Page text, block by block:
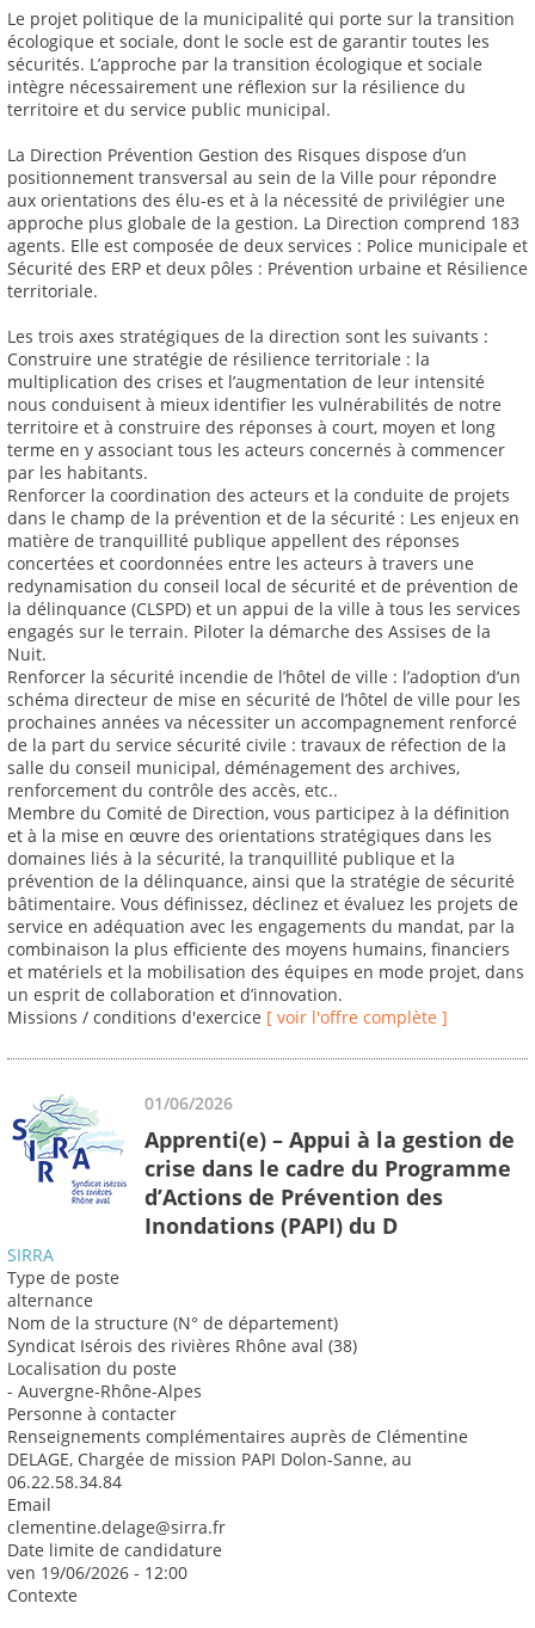
Le projet politique de la municipalité qui porte sur la transition
écologique et sociale, dont le socle est de garantir toutes les
sécurités. L’approche par la transition écologique et sociale
intègre nécessairement une réflexion sur la résilience du
territoire et du service public municipal.
La Direction Prévention Gestion des Risques dispose d’un
positionnement transversal au sein de la Ville pour répondre
aux orientations des élu-es et à la nécessité de privilégier une
approche plus globale de la gestion. La Direction comprend 183
agents. Elle est composée de deux services : Police municipale et
Sécurité des ERP et deux pôles : Prévention urbaine et Résilience
territoriale.
Les trois axes stratégiques de la direction sont les suivants :
Construire une stratégie de résilience territoriale : la
multiplication des crises et l’augmentation de leur intensité
nous conduisent à mieux identifier les vulnérabilités de notre
territoire et à construire des réponses à court, moyen et long
terme en y associant tous les acteurs concernés à commencer
par les habitants.
Renforcer la coordination des acteurs et la conduite de projets
dans le champ de la prévention et de la sécurité : Les enjeux en
matière de tranquillité publique appellent des réponses
concertées et coordonnées entre les acteurs à travers une
redynamisation du conseil local de sécurité et de prévention de
la délinquance (CLSPD) et un appui de la ville à tous les services
engagés sur le terrain. Piloter la démarche des Assises de la
Nuit.
Renforcer la sécurité incendie de l’hôtel de ville : l’adoption d’un
schéma directeur de mise en sécurité de l’hôtel de ville pour les
prochaines années va nécessiter un accompagnement renforcé
de la part du service sécurité civile : travaux de réfection de la
salle du conseil municipal, déménagement des archives,
renforcement du contrôle des accès, etc..
Membre du Comité de Direction, vous participez à la définition
et à la mise en œuvre des orientations stratégiques dans les
domaines liés à la sécurité, la tranquillité publique et la
prévention de la délinquance, ainsi que la stratégie de sécurité
bâtimentaire. Vous définissez, déclinez et évaluez les projets de
service en adéquation avec les engagements du mandat, par la
combinaison la plus efficiente des moyens humains, financiers
et matériels et la mobilisation des équipes en mode projet, dans
un esprit de collaboration et d’innovation.
Missions / conditions d'exercice [ voir l'offre complète ]
01/06/2026
Apprenti(e) – Appui à la gestion de
crise dans le cadre du Programme
d’Actions de Prévention des
Inondations (PAPI) du D
SIRRA
Type de poste
alternance
Nom de la structure (N° de département)
Syndicat Isérois des rivières Rhône aval (38)
Localisation du poste
- Auvergne-Rhône-Alpes
Personne à contacter
Renseignements complémentaires auprès de Clémentine
DELAGE, Chargée de mission PAPI Dolon-Sanne, au
06.22.58.34.84
Email
clementine.delage@sirra.fr
Date limite de candidature
ven 19/06/2026 - 12:00
Contexte